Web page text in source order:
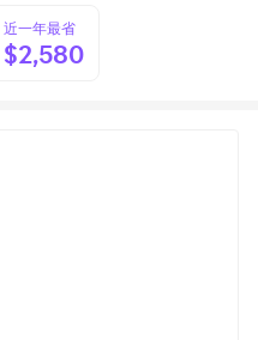
近一年最省
$2,580